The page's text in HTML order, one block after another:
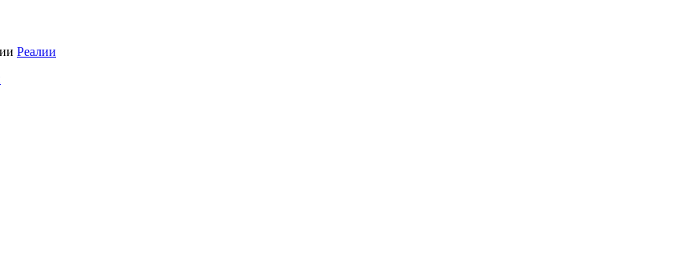
Реалии